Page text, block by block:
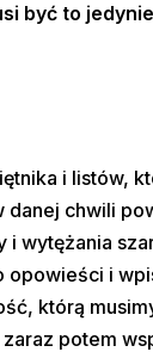
być to jedynie
i listów,
danej chwili
i wytężania
opowieści i
którą
potem